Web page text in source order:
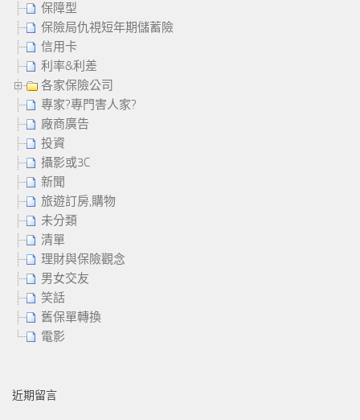
保障型
保險局仇視短年期儲蓄險
信用卡
利率&利差
各家保險公司
專家?專門害人家?
廠商廣告
投資
攝影或3C
新聞
旅遊訂房,購物
未分類
清單
理財與保險觀念
男女交友
笑話
舊保單轉換
電影
近期留言